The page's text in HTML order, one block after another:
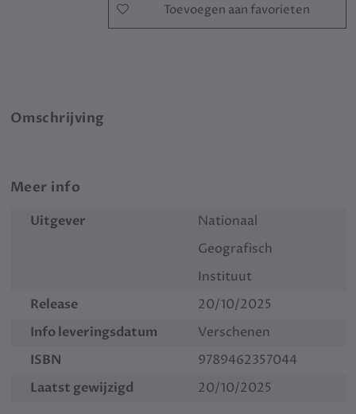
Toevoegen aan favorieten
Omschrijving
Meer info
Uitgever
Nationaal
Geografisch
Instituut
Release
20/10/2025
Info leveringsdatum
Verschenen
ISBN
9789462357044
Laatst gewijzigd
20/10/2025